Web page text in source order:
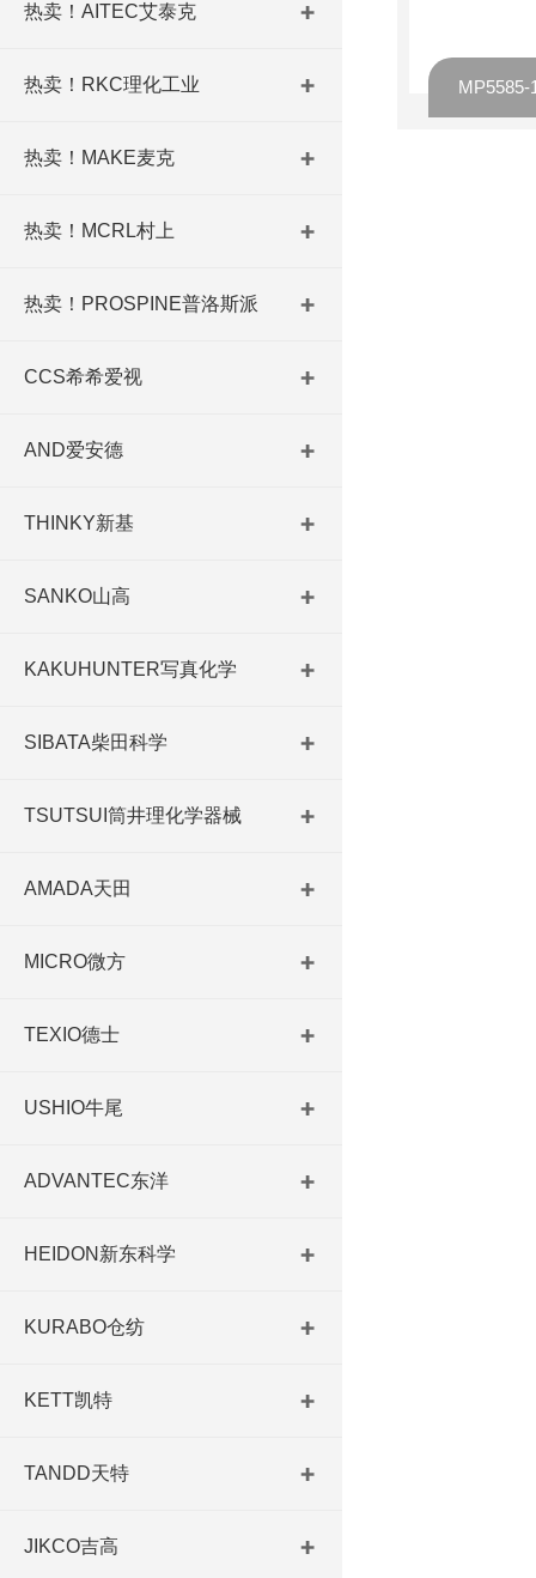
热卖！AITEC艾泰克
热卖！RKC理化工业
热卖！MAKE麦克
热卖！MCRL村上
热卖！PROSPINE普洛斯派
CCS希希爱视
AND爱安德
THINKY新基
SANKO山高
KAKUHUNTER写真化学
SIBATA柴田科学
TSUTSUI筒井理化学器械
AMADA天田
MICRO微方
TEXIO德士
USHIO牛尾
ADVANTEC东洋
HEIDON新东科学
KURABO仓纺
KETT凯特
TANDD天特
JIKCO吉高